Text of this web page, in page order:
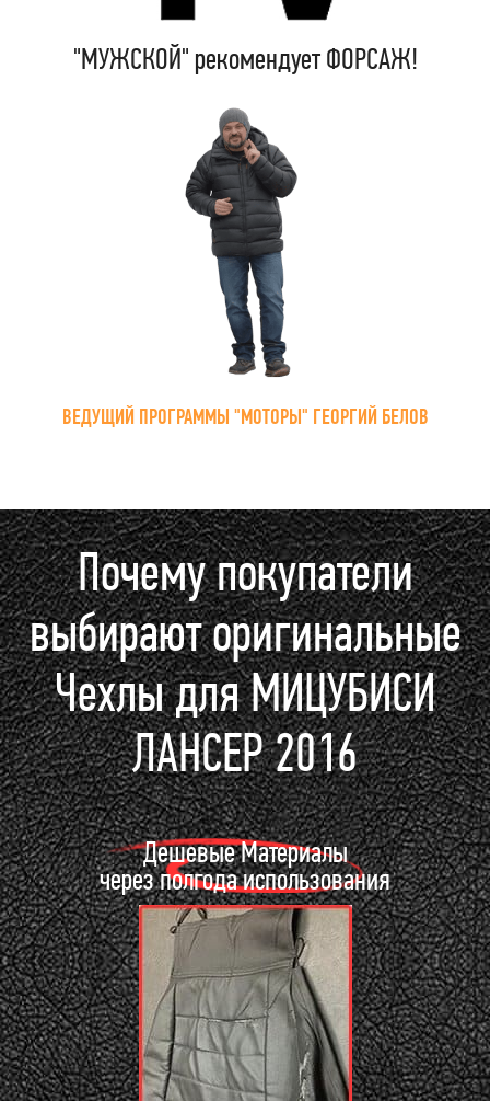
"МУЖСКОЙ" рекомендует ФОРСАЖ!
ВЕДУЩИЙ ПРОГРАММЫ "МОТОРЫ" ГЕОРГИЙ БЕЛОВ
Почему покупатели
выбирают оригинальные
Чехлы для МИЦУБИСИ
ЛАНСЕР 2016
Дешевые Материалы
через полгода использования